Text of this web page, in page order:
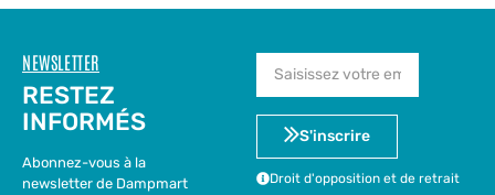
NEWSLETTER
RESTEZ
INFORMÉS
Abonnez-vous à la
newsletter de Dampmart
S'inscrire
Droit d'opposition et de retrait